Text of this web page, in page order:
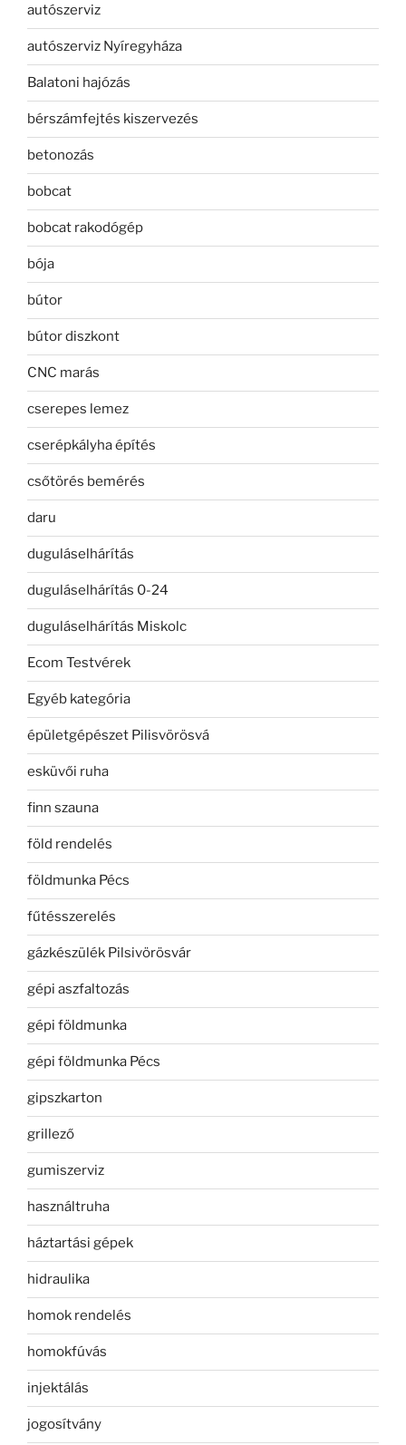
autószerviz
autószerviz Nyíregyháza
Balatoni hajózás
bérszámfejtés kiszervezés
betonozás
bobcat
bobcat rakodógép
bója
bútor
bútor diszkont
CNC marás
cserepes lemez
cserépkályha építés
csőtörés bemérés
daru
duguláselhárítás
duguláselhárítás 0-24
duguláselhárítás Miskolc
Ecom Testvérek
Egyéb kategória
épületgépészet Pilisvörösvá
esküvői ruha
finn szauna
föld rendelés
földmunka Pécs
fűtésszerelés
gázkészülék Pilsivörösvár
gépi aszfaltozás
gépi földmunka
gépi földmunka Pécs
gipszkarton
grillező
gumiszerviz
használtruha
háztartási gépek
hidraulika
homok rendelés
homokfúvás
injektálás
jogosítvány